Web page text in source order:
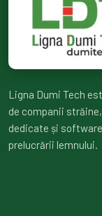
Ligna Dumi Tech
de companii
dedicate și
prelucrării lemnului.